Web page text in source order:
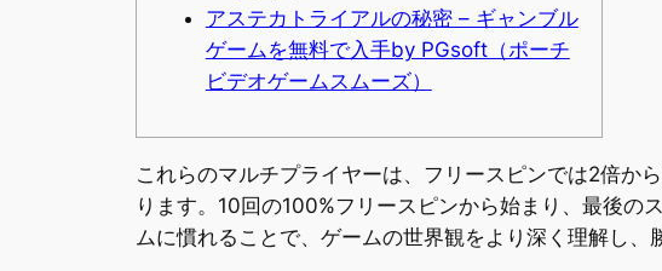
アステカトライアルの秘密 – ギャンブル
ゲームを無料で入手by PGsoft（ポーチ
ビデオゲームスムーズ）
これらのマルチプライヤーは、フリースピンでは2倍か
ります。10回の100%フリースピンから始まり、最後の
ムに慣れることで、ゲームの世界観をより深く理解し、